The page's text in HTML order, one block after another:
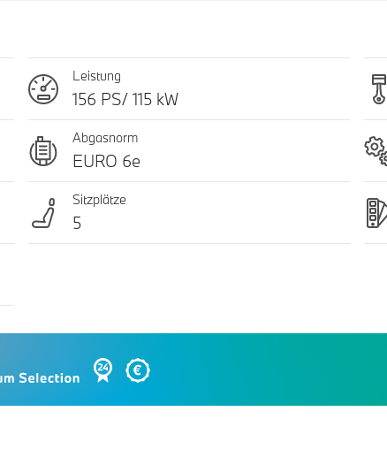
Leistung
156 PS/ 115 kW
Abgasnorm
EURO 6e
Sitzplätze
5